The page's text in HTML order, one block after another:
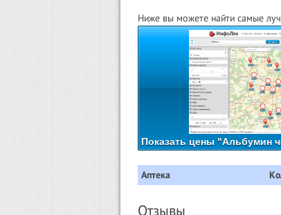
Ниже вы можете найти самые
Показать цены "Альбумин
Аптека
Отзывы